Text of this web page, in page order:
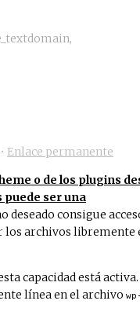
,
• Enlace permanente
o de los plugins
puede ser una
deseado consigue
los archivos libremente
capacidad está activa.
línea en el archivo wp-